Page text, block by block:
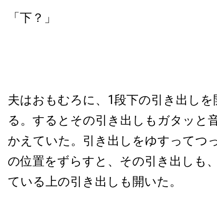
「下？」
夫はおもむろに、1段下の引き出し
る。するとその引き出しもガタッと
かえていた。引き出しをゆすってつ
の位置をずらすと、その引き出しも
ている上の引き出しも開いた。